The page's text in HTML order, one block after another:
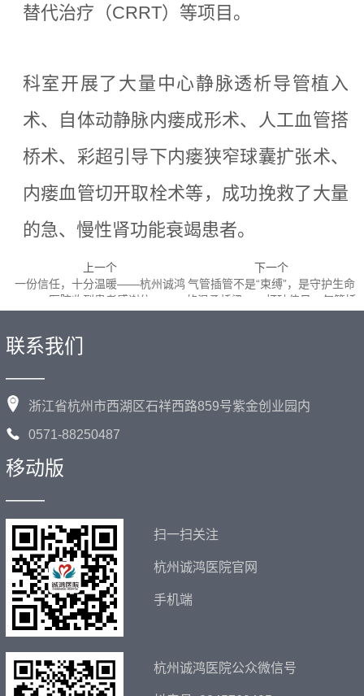
替代治疗（CRRT）等项目。
科室开展了大量中心静脉透析导管植入
术、自体动静脉内瘘成形术、人工血管搭
桥术、彩超引导下内瘘狭窄球囊扩张术、
内瘘血管切开取栓术等，成功挽救了大量
的急、慢性肾功能衰竭患者。
上一个
一份信任，十分温暖——杭州诚鸿
医院收到患者感谢信
下一个
气管插管不是“束缚”，是守护生命
的温柔桥梁——打破偏见：气管插
联系我们
——
浙江省杭州市西湖区石祥西路859号紫金创业园内
0571-88250487
移动版
——
扫一扫关注
杭州诚鸿医院官网
手机端
杭州诚鸿医院公众微信号